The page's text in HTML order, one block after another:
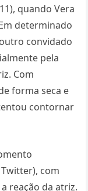
quando Vera
determinado
convidado
pela
Com
forma seca e
contornar
com
reação da atriz.